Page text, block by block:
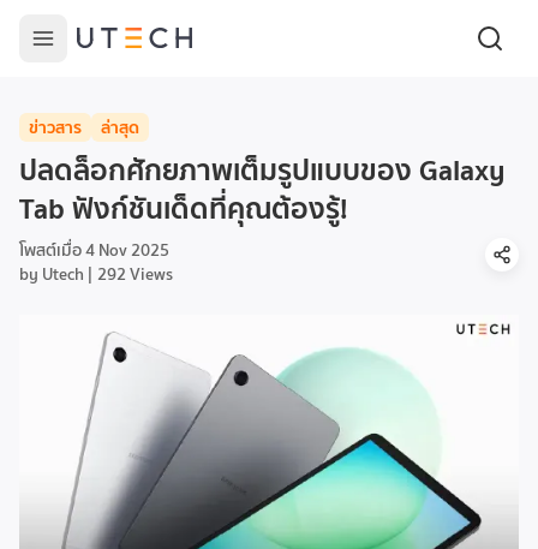
ข่าวสาร ล่าสุด
ปลดล็อกศักยภาพเต็มรูปแบบของ Galaxy
Tab ฟังก์ชันเด็ดที่คุณต้องรู้!
โพสต์เมื่อ4 Nov 2025
by Utech 292Views